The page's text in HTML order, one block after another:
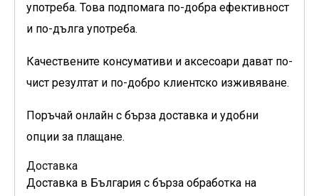
употреба. Това подпомага по-добра ефективност
и по-дълга употреба.
Качествените консумативи и аксесоари дават по-
чист резултат и по-добро клиентско изживяване.
Поръчай онлайн с бърза доставка и удобни
опции за плащане.
Доставка
Доставка в България с бърза обработка на